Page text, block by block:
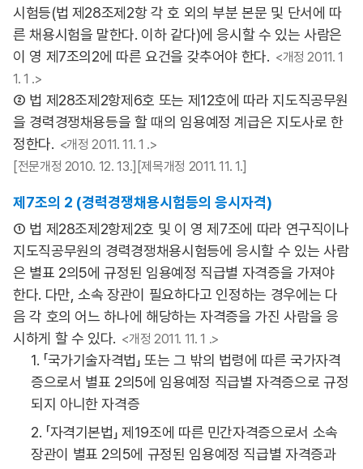
시험등(법 제28조제2항 각 호 외의 부분 본문 및 단서에 따
른 채용시험을 말한다. 이하 같다)에 응시할 수 있는 사람은
이 영 제7조의2에 따른 요건을 갖추어야 한다. <개정 2011. 1
1. 1 .>
② 법 제28조제2항제6호 또는 제12호에 따라 지도직공무원
을 경력경쟁채용등을 할 때의 임용예정 계급은 지도사로 한
정한다. <개정 2011. 11. 1 .>
[전문개정 2010. 12. 13.][제목개정 2011. 11. 1.]
제7조의 2 (경력경쟁채용시험등의 응시자격)
① 법 제28조제2항제2호 및 이 영 제7조에 따라 연구직이나
지도직공무원의 경력경쟁채용시험등에 응시할 수 있는 사람
은 별표 2의5에 규정된 임용예정 직급별 자격증을 가져야
한다. 다만, 소속 장관이 필요하다고 인정하는 경우에는 다
음 각 호의 어느 하나에 해당하는 자격증을 가진 사람을 응
시하게 할 수 있다. <개정 2011. 11. 1 .>
1. 「국가기술자격법」 또는 그 밖의 법령에 따른 국가자격
증으로서 별표 2의5에 임용예정 직급별 자격증으로 규정
되지 아니한 자격증
2. 「자격기본법」 제19조에 따른 민간자격증으로서 소속
장관이 별표 2의5에 규정된 임용예정 직급별 자격증과